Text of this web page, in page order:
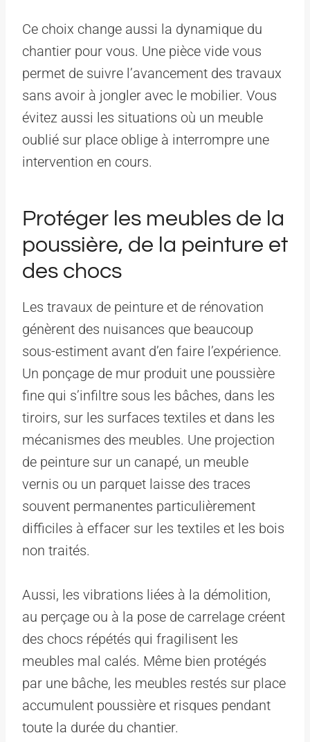
Ce choix change aussi la dynamique du
chantier pour vous. Une pièce vide vous
permet de suivre l’avancement des travaux
sans avoir à jongler avec le mobilier. Vous
évitez aussi les situations où un meuble
oublié sur place oblige à interrompre une
intervention en cours.
Protéger les meubles de la
poussière, de la peinture et
des chocs
Les travaux de peinture et de rénovation
génèrent des nuisances que beaucoup
sous-estiment avant d’en faire l’expérience.
Un ponçage de mur produit une poussière
fine qui s’infiltre sous les bâches, dans les
tiroirs, sur les surfaces textiles et dans les
mécanismes des meubles. Une projection
de peinture sur un canapé, un meuble
vernis ou un parquet laisse des traces
souvent permanentes particulièrement
difficiles à effacer sur les textiles et les bois
non traités.
Aussi, les vibrations liées à la démolition,
au perçage ou à la pose de carrelage créent
des chocs répétés qui fragilisent les
meubles mal calés. Même bien protégés
par une bâche, les meubles restés sur place
accumulent poussière et risques pendant
toute la durée du chantier.